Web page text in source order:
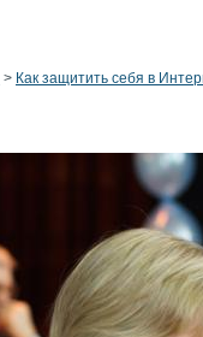
> Как защитить себя в